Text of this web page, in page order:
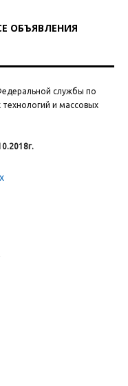
ОБЪЯВЛЕНИЯ
службы по
и массовых